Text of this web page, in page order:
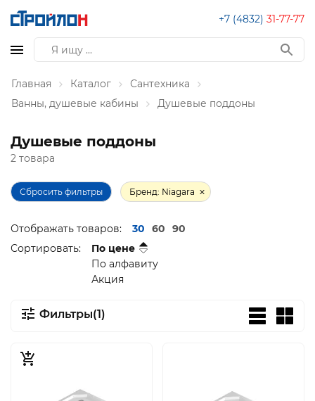
+7 (4832) 31-77-77
Главная Каталог
Сантехника
Ванны, душевые кабины
Душевые поддоны
Душевые поддоны
2 товара
Сбросить фильтры Бренд: Niagara
Отображать товаров: 30 60
90
Сортировать:
По цене
По алфавиту
Акция
Фильтры(1)